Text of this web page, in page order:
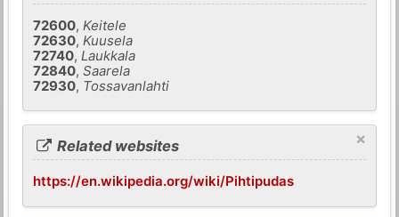
72600, Keitele
72630, Kuusela
72740, Laukkala
72840,Saarela
72930, Tossavanlahti
×
Related websites
https://en.wikipedia.org/wiki/Pihtipudas